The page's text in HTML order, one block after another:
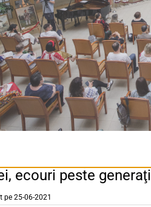
ecouri peste
pe 25-06-2021